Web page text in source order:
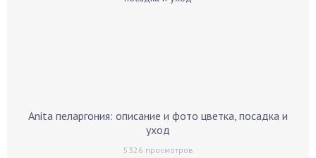
Anita пеларгония: описание и фото цветка, посадка и
уход
5326 просмотров